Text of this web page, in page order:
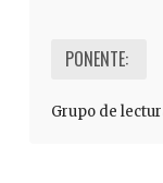
PONENTE:
Grupo de